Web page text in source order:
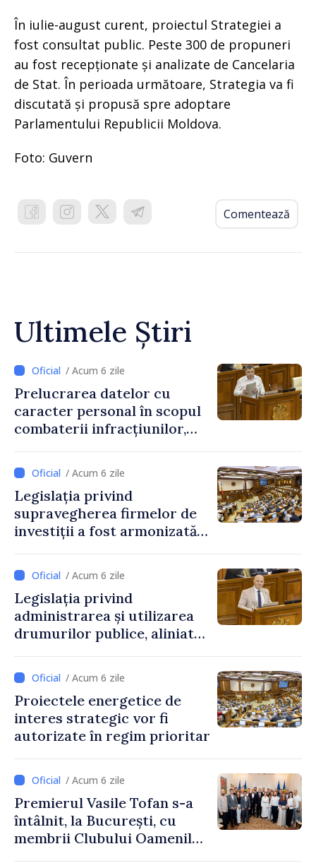
În iulie-august curent, proiectul Strategiei a
fost consultat public. Peste 300 de propuneri
au fost recepționate și analizate de Cancelaria
de Stat. În perioada următoare, Strategia va fi
discutată și propusă spre adoptare
Parlamentului Republicii Moldova.
Foto: Guvern
Comentează
Ultimele Știri
/ Acum 6 zile
Prelucrarea datelor cu
caracter personal în scopul
combaterii infracțiunilor,
/ Acum 6 zile
Legislația privind
supravegherea firmelor de
investiții a fost armonizată
/ Acum 6 zile
Legislația privind
administrarea și utilizarea
drumurilor publice, aliniată
/ Acum 6 zile
Proiectele energetice de
interes strategic vor fi
autorizate în regim prioritar
/ Acum 6 zile
Premierul Vasile Tofan s-a
întâlnit, la București, cu
membrii Clubului Oamenilor